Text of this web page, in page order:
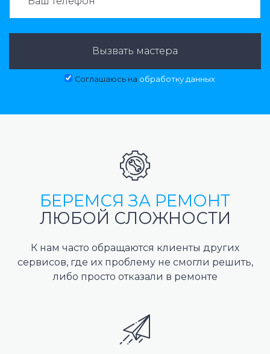
Вызвать мастера
Соглашаюсь на обработку данных
БЕРЕМСЯ ЗА РЕМОНТ
ЛЮБОЙ СЛОЖНОСТИ
К нам часто обращаются клиенты других
сервисов, где их проблему не смогли решить,
либо просто отказали в ремонте